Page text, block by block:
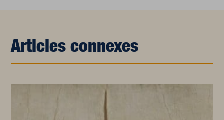
Articles connexes